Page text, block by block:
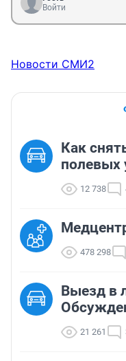
Войти
Новости СМИ2
Как
полевых
12 738
478 298
Выезд в
21 261